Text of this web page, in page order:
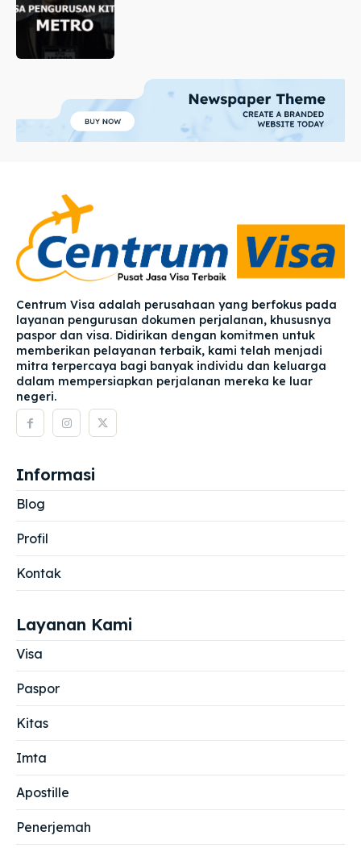
Centrum Visa adalah perusahaan yang berfokus pada
layanan pengurusan dokumen perjalanan, khususnya
paspor dan visa. Didirikan dengan komitmen untuk
memberikan pelayanan terbaik, kami telah menjadi
mitra terpercaya bagi banyak individu dan keluarga
dalam mempersiapkan perjalanan mereka ke luar
negeri.
Informasi
Blog
Profil
Kontak
Layanan Kami
Visa
Paspor
Kitas
Imta
Apostille
Penerjemah